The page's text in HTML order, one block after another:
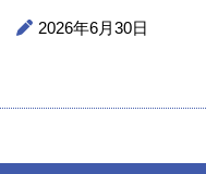
2026年6月30日